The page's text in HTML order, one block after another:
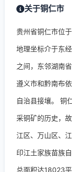
关于铜仁市
贵州省铜仁市位
地理坐标介于东
之间，东邻湖南
遵义市和黔南布
自治县接壤。 铜
采铜矿的历史，
江区、万山区、
印江土家族苗族
总面积达18023